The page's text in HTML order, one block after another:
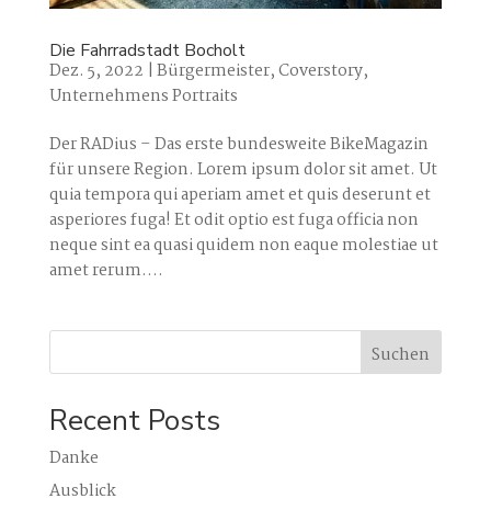
Die Fahrradstadt Bocholt
Dez. 5, 2022 | Bürgermeister,Coverstory,
Unternehmens Portraits
Der RADius – Das erste bundesweite BikeMagazin
für unsere Region. Lorem ipsum dolor sit amet. Ut
quia tempora qui aperiam amet et quis deserunt et
asperiores fuga! Et odit optio est fuga officia non
neque sint ea quasi quidem non eaque molestiae ut
amet rerum....
Suchen
Recent Posts
Danke
Ausblick